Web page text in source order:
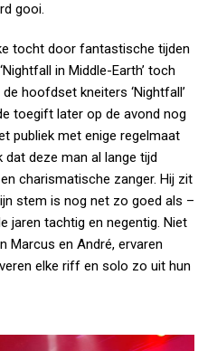
gooi.
tocht door fantastische tijden
in Middle-Earth’ toch
hoofdset kneiters ‘Nightfall’
toegift later op de avond nog
publiek met enige regelmaat
deze man al lange tijd
charismatische zanger. Hij zit
stem is nog net zo goed als –
jaren tachtig en negentig. Niet
Marcus en André, ervaren
elke riff en solo zo uit hun